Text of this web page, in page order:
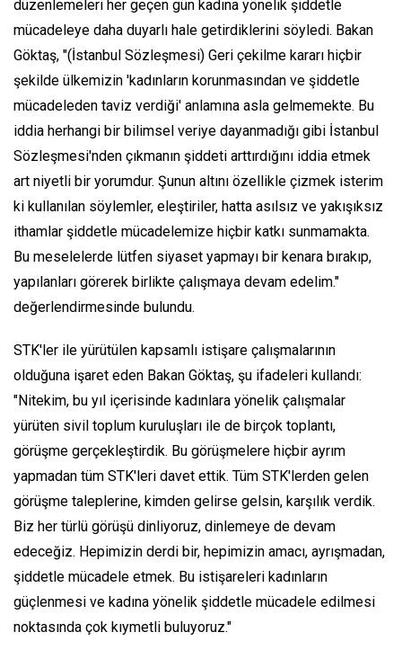
düzenlemeleri her geçen gün kadına yönelik şiddetle
mücadeleye daha duyarlı hale getirdiklerini söyledi. Bakan
Göktaş, "(İstanbul Sözleşmesi) Geri çekilme kararı hiçbir
şekilde ülkemizin 'kadınların korunmasından ve şiddetle
mücadeleden taviz verdiği' anlamına asla gelmemekte. Bu
iddia herhangi bir bilimsel veriye dayanmadığı gibi İstanbul
Sözleşmesi'nden çıkmanın şiddeti arttırdığını iddia etmek
art niyetli bir yorumdur. Şunun altını özellikle çizmek isterim
ki kullanılan söylemler, eleştiriler, hatta asılsız ve yakışıksız
ithamlar şiddetle mücadelemize hiçbir katkı sunmamakta.
Bu meselelerde lütfen siyaset yapmayı bir kenara bırakıp,
yapılanları görerek birlikte çalışmaya devam edelim."
değerlendirmesinde bulundu.
STK'ler ile yürütülen kapsamlı istişare çalışmalarının
olduğuna işaret eden Bakan Göktaş, şu ifadeleri kullandı:
"Nitekim, bu yıl içerisinde kadınlara yönelik çalışmalar
yürüten sivil toplum kuruluşları ile de birçok toplantı,
görüşme gerçekleştirdik. Bu görüşmelere hiçbir ayrım
yapmadan tüm STK'leri davet ettik. Tüm STK'lerden gelen
görüşme taleplerine, kimden gelirse gelsin, karşılık verdik.
Biz her türlü görüşü dinliyoruz, dinlemeye de devam
edeceğiz. Hepimizin derdi bir, hepimizin amacı, ayrışmadan,
şiddetle mücadele etmek. Bu istişareleri kadınların
güçlenmesi ve kadına yönelik şiddetle mücadele edilmesi
noktasında çok kıymetli buluyoruz."